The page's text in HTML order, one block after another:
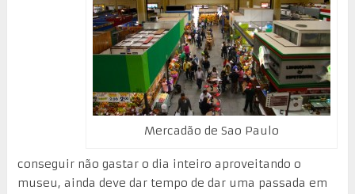
Mercadão de Sao Paulo
conseguir não gastar o dia inteiro aproveitando o
museu, ainda deve dar tempo de dar uma passada em